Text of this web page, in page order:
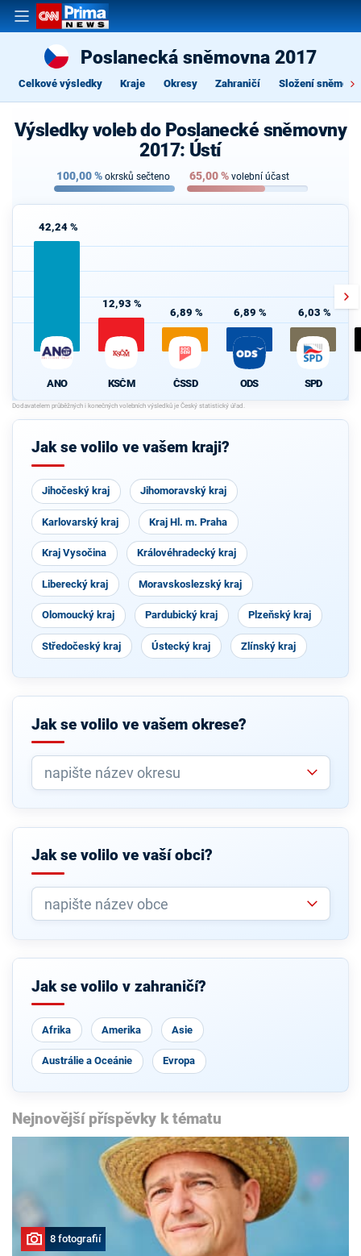
Poslanecká sněmovna 2017
Celkové výsledky Kraje Okresy Zahraničí Složení
Výsledky voleb do Poslanecké sněmovny
2017: Ústí
100,00% okrsků sečteno 65,00% volební účast
42,24 %
ANO
12,93 %
KSČM
6,89 %
ČSSD
6,89 %
ODS
6,03 %
SPD
Jak se volilo ve vašem kraji?
Jihočeský kraj Jihomoravský kraj
Karlovarský kraj Kraj Hl. m. Praha
Kraj Vysočina Královéhradecký kraj
Liberecký kraj Moravskoslezský kraj
Olomoucký kraj Pardubický kraj Plzeňský kraj
Středočeský kraj Ústecký kraj Zlínský kraj
Jak se volilo ve vašem okrese?
Jak se volilo ve vaší obci?
Jak se volilo v zahraničí?
Afrika Amerika Asie
Austrálie a Oceánie Evropa
Nejnovější příspěvky k tématu
8 fotografií